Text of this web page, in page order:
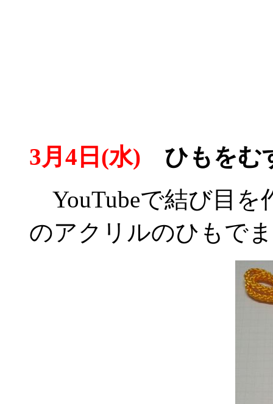
3月4日(水) ひもをむ
YouTubeで結び目を
のアクリルのひもで